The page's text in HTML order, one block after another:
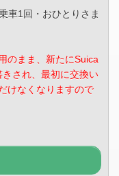
車1回・おひとりさま
のまま、新たにSuica
され、最初に交換い
けなくなりますので